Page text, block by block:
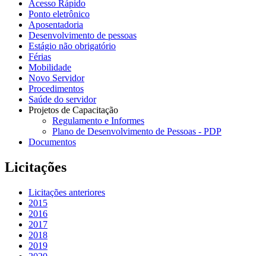
Acesso Rápido
Ponto eletrônico
Aposentadoria
Desenvolvimento de pessoas
Estágio não obrigatório
Férias
Mobilidade
Novo Servidor
Procedimentos
Saúde do servidor
Projetos de Capacitação
Regulamento e Informes
Plano de Desenvolvimento de Pessoas - PDP
Documentos
Licitações
Licitações anteriores
2015
2016
2017
2018
2019